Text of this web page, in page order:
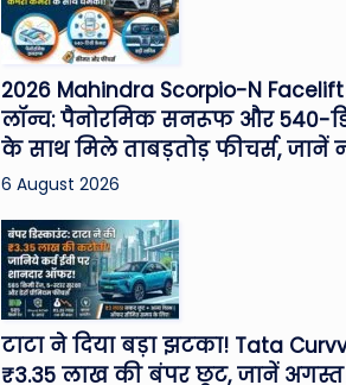
2026 Mahindra Scorpio-N
लॉन्च: पैनोरमिक सनरूफ और 540-
के साथ मिले ताबड़तोड़ फीचर्स, जानें
6 August 2026
टाटा ने दिया बड़ा झटका! Tata
₹3.35 लाख की बंपर छूट, जानें